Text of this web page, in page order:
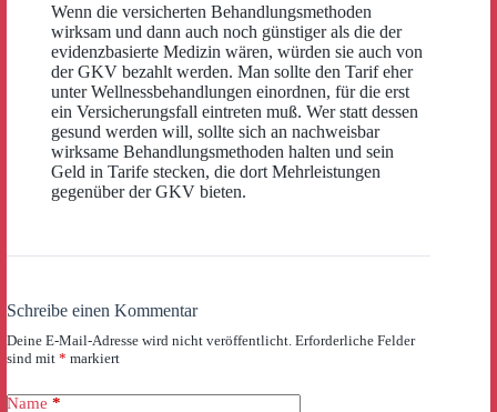
Wenn die versicherten Behandlungsmethoden
wirksam und dann auch noch günstiger als die der
evidenzbasierte Medizin wären, würden sie auch von
der GKV bezahlt werden. Man sollte den Tarif eher
unter Wellnessbehandlungen einordnen, für die erst
ein Versicherungsfall eintreten muß. Wer statt dessen
gesund werden will, sollte sich an nachweisbar
wirksame Behandlungsmethoden halten und sein
Geld in Tarife stecken, die dort Mehrleistungen
gegenüber der GKV bieten.
Schreibe einen Kommentar
Deine E-Mail-Adresse wird nicht veröffentlicht. Erforderliche Felder
sind mit * markiert
Name *